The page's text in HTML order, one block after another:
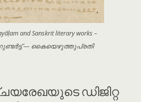
and Sanskrit literary works –
— കൈയെഴുത്തുപ്രതി
ഡിജിറ്റ